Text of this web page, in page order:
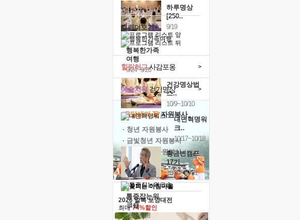
하루명상
[250..
9/19
행복한가족
여행
9/24~9/26
건강명상법
스..
10/9~10/10
내면혁명워
크..
10/17~10/18
황금변캠프
17기
10/30~10/31
통증잡는워
크숍
11/7~11/8
캘린더보기+
예술치유걷기명상 >
힐링허그사감포옹 >
'옹달샘의 꽃'자원봉사
· 청년 자원봉사
· 금빛청년 자원봉사
· 음식연구 자원봉사
2026 말복 보양대전
최대74%할인